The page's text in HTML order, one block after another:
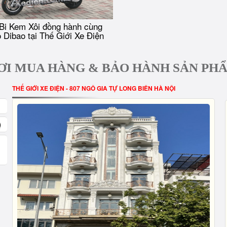
Kem Xôi đồng hành cùng
Dibao tại Thế Giới Xe Điện
MUA HÀNG & BẢO HÀNH SẢN
THẾ GIỚI XE ĐIỆN - 807 NGÔ GIA TỰ LONG BIÊN HÀ NỘI